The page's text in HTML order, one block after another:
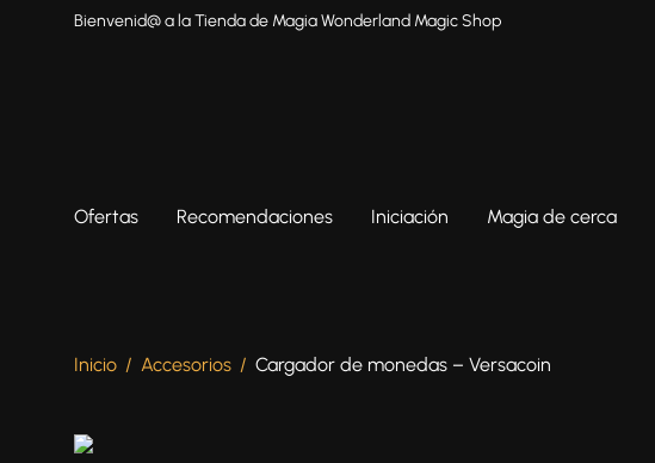
Bienvenid@ a la Tienda de Magia Wonderland Magic Shop
Ofertas Recomendaciones Iniciación Magia de cerca
Inicio / Accesorios / Cargador de monedas – Versacoin